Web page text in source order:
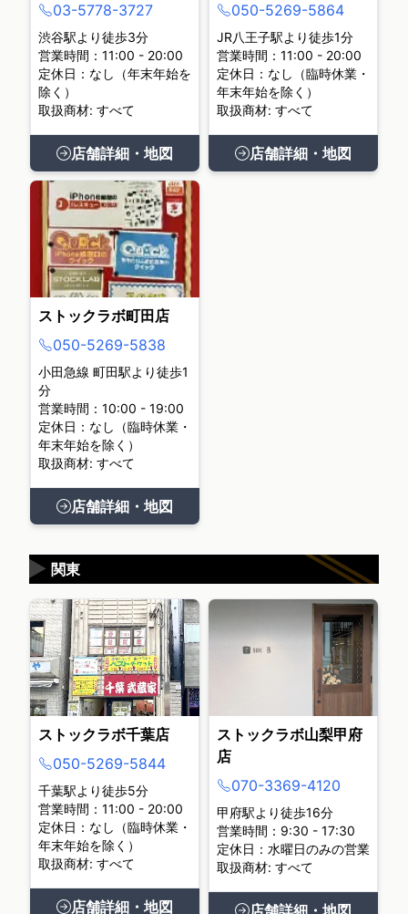
03-5778-3727
渋谷駅より徒歩3分
営業時間：11:00 - 20:00
定休日：なし（年末年始を
除く）
取扱商材: すべて
店舗詳細・地図
050-5269-5864
JR八王子駅より徒歩1分
営業時間：11:00 - 20:00
定休日：なし（臨時休業・
年末年始を除く）
取扱商材: すべて
店舗詳細・地図
ストックラボ町田店
050-5269-5838
小田急線 町田駅より徒歩1
分
営業時間：10:00 - 19:00
定休日：なし（臨時休業・
年末年始を除く）
取扱商材: すべて
店舗詳細・地図
関東
▶
ストックラボ千葉店
050-5269-5844
千葉駅より徒歩5分
営業時間：11:00 - 20:00
定休日：なし（臨時休業・
年末年始を除く）
取扱商材: すべて
店舗詳細・地図
ストックラボ山梨甲府
店
070-3369-4120
甲府駅より徒歩16分
営業時間：9:30 - 17:30
定休日：水曜日のみの営業
取扱商材: すべて
店舗詳細・地図